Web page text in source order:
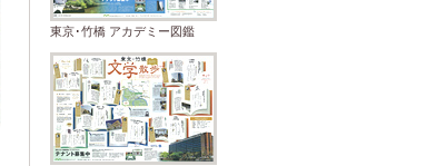
東京･竹橋 アカデミー図鑑